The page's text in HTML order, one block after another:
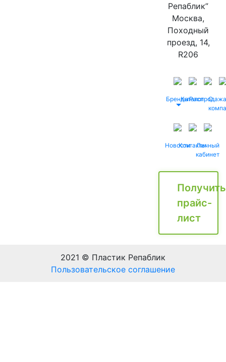
Репаблик”
Москва,
Походный
проезд, 14,
R206
БрендыКаталог
Распродажа
О
НовостиКонтактыЛичный
кабинет
Получить
прайс-
лист
2021 © Пластик Репаблик
Пользовательское соглашение